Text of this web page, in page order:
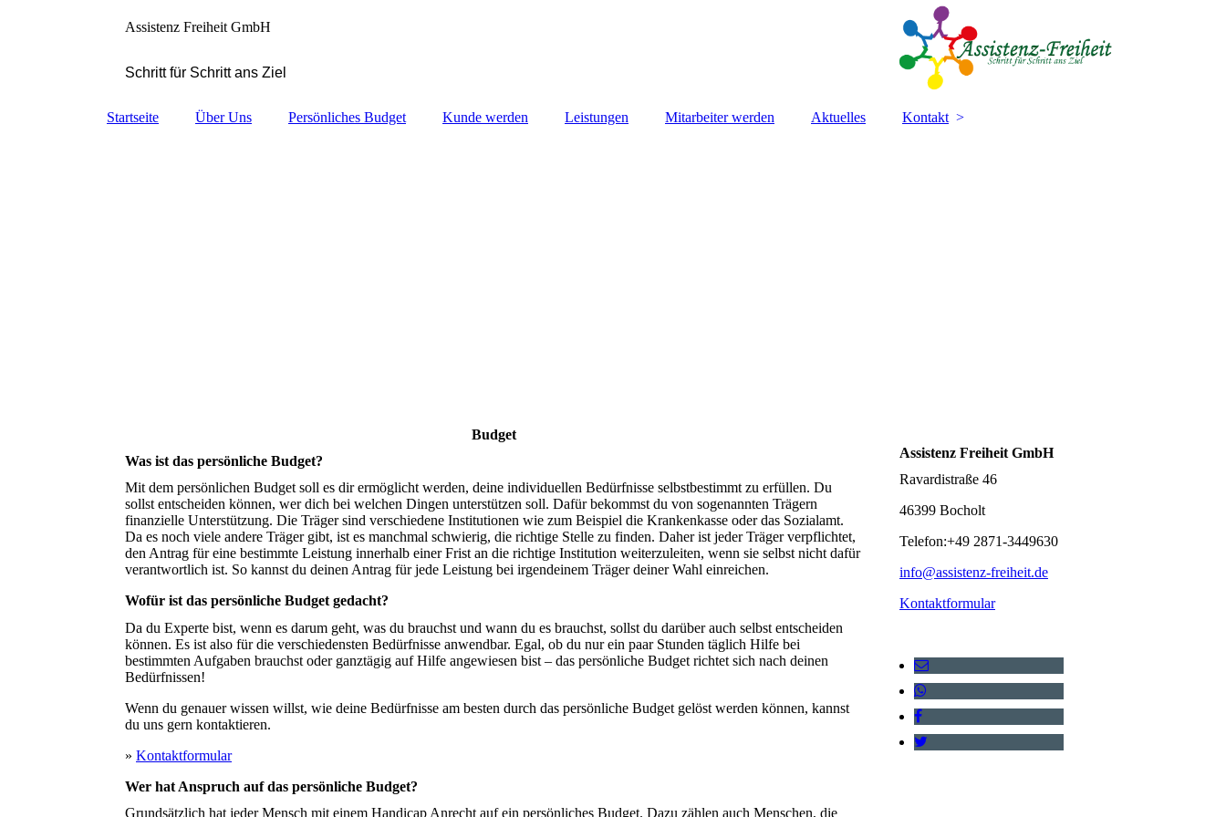
Assistenz Freiheit GmbH
Schritt für Schritt ans Ziel
Startseite Über Uns Persönliches Budget Kunde werden Leistungen Mitarbeiter werden Aktuelles Kontakt
Budget
Was ist das persönliche Budget?
Mit dem persönlichen Budget soll es dir ermöglicht werden, deine individuellen Bedürfnisse selbstbestimmt zu erfüllen. Du
sollst entscheiden können, wer dich bei welchen Dingen unterstützen soll. Dafür bekommst du von sogenannten Trägern
finanzielle Unterstützung. Die Träger sind verschiedene Institutionen wie zum Bei­spiel die Krankenkasse oder das Sozialamt.
Da es noch viele andere Träger gibt, ist es manchmal schwie­rig, die richtige Stelle zu finden. Daher ist jeder Träger verpflichtet,
den Antrag für eine bestimmte Leistung in­ner­halb einer Frist an die richtige Institution weiterzuleiten, wenn sie selbst nicht dafür
ver­ant­wort­lich ist. So kannst du deinen Antrag für jede Leistung bei irgendeinem Träger deiner Wahl einreichen.
Wofür ist das persönliche Budget gedacht?
Da du Experte bist, wenn es darum geht, was du brauchst und wann du es brauchst, sollst du darüber auch selbst entscheiden
können. Es ist also für die verschiedensten Bedürfnisse anwendbar. Egal, ob du nur ein paar Stunden täglich Hilfe bei
bestimmten Aufgaben brauchst oder ganztägig auf Hilfe angewiesen bist – das persönliche Budget richtet sich nach deinen
Bedürfnissen!
Wenn du genauer wissen willst, wie deine Bedürfnisse am besten durch das persönliche Budget gelöst werden können, kannst
du uns gern kontaktieren.
» Kontaktformular
Wer hat Anspruch auf das persönliche Budget?
Grundsätzlich hat jeder Mensch mit einem Handicap Anrecht auf ein persönliches Budget. Dazu zählen auch Menschen, die
Assistenz Freiheit GmbH
Ravardistraße 46
46399 Bocholt
Telefon:+49 2871-3449630
info@assistenz-freiheit.de
Kontaktformular